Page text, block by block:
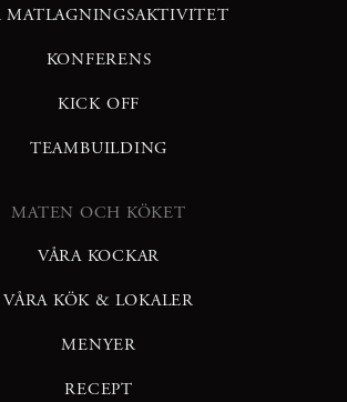
MATLAGNINGSAKTIVITET
KONFERENS
KICK OFF
TEAMBUILDING
MATEN OCH KÖKET
VÅRA KOCKAR
VÅRA KÖK & LOKALER
MENYER
RECEPT